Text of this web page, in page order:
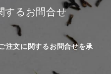
するお問合せ
注文に関するお問合せを承